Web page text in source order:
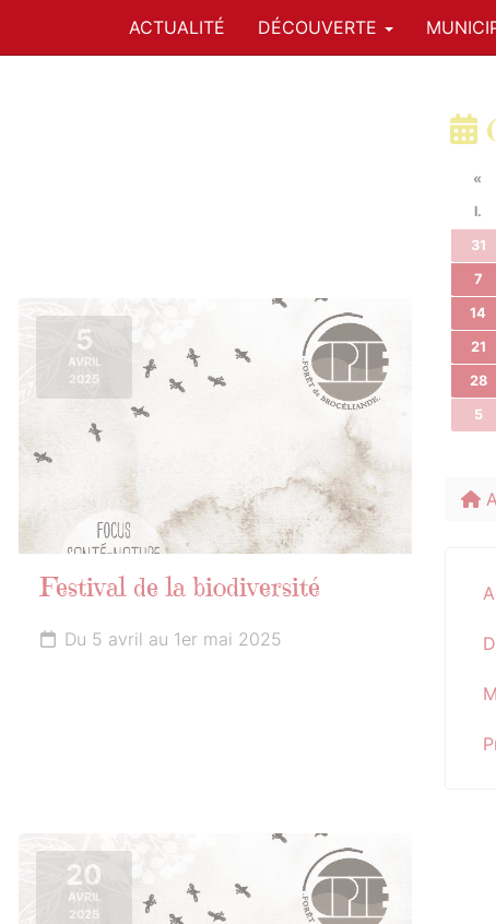
ACTUALITÉ DÉCOUVERTE
5
AVRIL
2025
Festival de la biodiversité
Du 5 avril au 1er mai 2025
20
AVRIL
2025
«
l.
31
7
14
21
28
5